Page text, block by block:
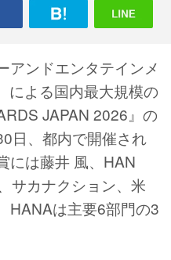
ンドエンタテインメ
による国内最大規模の
JAPAN 2026』の
日、都内で開催され
には藤井 風、HAN
サカナクション、米
HANAは主要6部門の3